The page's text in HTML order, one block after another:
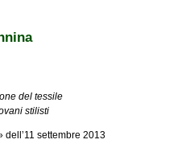
del tessile
stilisti
dell’11 settembre 2013